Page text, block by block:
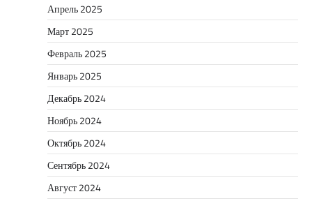
Апрель 2025
Март 2025
Февраль 2025
Январь 2025
Декабрь 2024
Ноябрь 2024
Октябрь 2024
Сентябрь 2024
Август 2024